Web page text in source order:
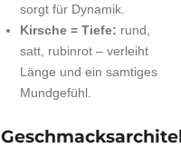
sorgt für Dynamik.
Kirsche = Tiefe: rund,
satt, rubinrot – verleiht
Länge und ein samtiges
Mundgefühl.